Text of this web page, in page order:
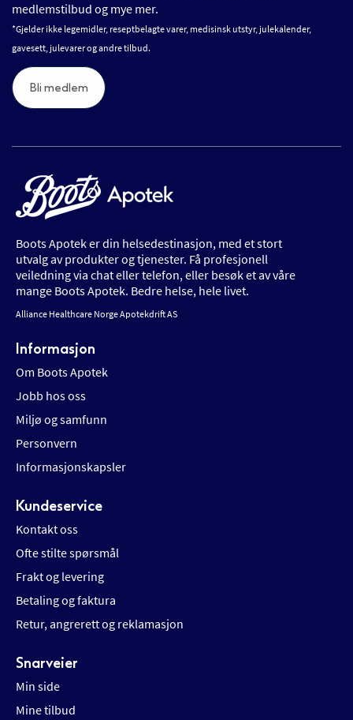
medlemstilbud og mye mer.
*Gjelder ikke legemidler, reseptbelagte varer, medisinsk utstyr, julekalender,
gavesett, julevarer og andre tilbud.
Bli medlem
Boots Apotek er din helsedestinasjon, med et stort
utvalg av produkter og tjenester. Få profesjonell
veiledning via chat eller telefon, eller besøk et av våre
mange Boots Apotek. Bedre helse, hele livet.
Alliance Healthcare Norge Apotekdrift AS
Informasjon
Om Boots Apotek
Jobb hos oss
Miljø og samfunn
Personvern
Informasjonskapsler
Kundeservice
Kontakt oss
Ofte stilte spørsmål
Frakt og levering
Betaling og faktura
Retur, angrerett og reklamasjon
Snarveier
Min side
Mine tilbud